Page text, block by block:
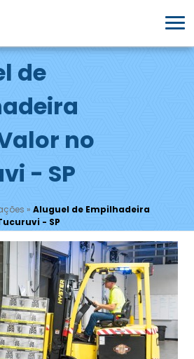
de
no
- SP
» Aluguel de Empilhadeira
- SP